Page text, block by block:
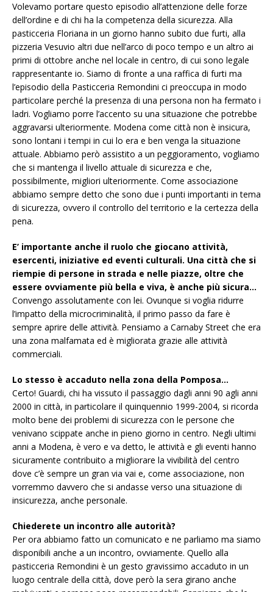
Volevamo portare questo episodio all’attenzione delle forze
dell’ordine e di chi ha la competenza della sicurezza. Alla
pasticceria Floriana in un giorno hanno subito due furti, alla
pizzeria Vesuvio altri due nell’arco di poco tempo e un altro ai
primi di ottobre anche nel locale in centro, di cui sono legale
rappresentante io. Siamo di fronte a una raffica di furti ma
l’episodio della Pasticceria Remondini ci preoccupa in modo
particolare perché la presenza di una persona non ha fermato i
ladri. Vogliamo porre l’accento su una situazione che potrebbe
aggravarsi ulteriormente. Modena come città non è insicura,
sono lontani i tempi in cui lo era e ben venga la situazione
attuale. Abbiamo però assistito a un peggioramento, vogliamo
che si mantenga il livello attuale di sicurezza e che,
possibilmente, migliori ulteriormente. Come associazione
abbiamo sempre detto che sono due i punti importanti in tema
di sicurezza, ovvero il controllo del territorio e la certezza della
pena.
E’ importante anche il ruolo che giocano attività,
esercenti, iniziative ed eventi culturali. Una città che si
riempie di persone in strada e nelle piazze, oltre che
essere ovviamente più bella e viva, è anche più sicura…
Convengo assolutamente con lei. Ovunque si voglia ridurre
l’impatto della microcriminalità, il primo passo da fare è
sempre aprire delle attività. Pensiamo a Carnaby Street che era
una zona malfamata ed è migliorata grazie alle attività
commerciali.
Lo stesso è accaduto nella zona della Pomposa…
Certo! Guardi, chi ha vissuto il passaggio dagli anni 90 agli anni
2000 in città, in particolare il quinquennio 1999-2004, si ricorda
molto bene dei problemi di sicurezza con le persone che
venivano scippate anche in pieno giorno in centro. Negli ultimi
anni a Modena, è vero e va detto, le attività e gli eventi hanno
sicuramente contribuito a migliorare la vivibilità del centro
dove c’è sempre un gran via vai e, come associazione, non
vorremmo davvero che si andasse verso una situazione di
insicurezza, anche personale.
Chiederete un incontro alle autorità?
Per ora abbiamo fatto un comunicato e ne parliamo ma siamo
disponibili anche a un incontro, ovviamente. Quello alla
pasticceria Remondini è un gesto gravissimo accaduto in un
luogo centrale della città, dove però la sera girano anche